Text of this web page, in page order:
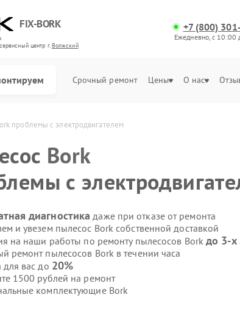
FIX-BORK
центр г.Волжский
+7 (800)
Ежедневно, с 10:00
Срочный ремонт Цены О нас
проблемы с электродвигателем
Bork
с
диагностика даже при отказе от ремонта
и увезем пылесос Bork собственной доставкой
на наши работы по ремонту пылесосов Bork до 3-х
ремонт пылесосов Bork в течении часа
для вас до 20%
1500 рублей на ремонт
комплектующие Bork